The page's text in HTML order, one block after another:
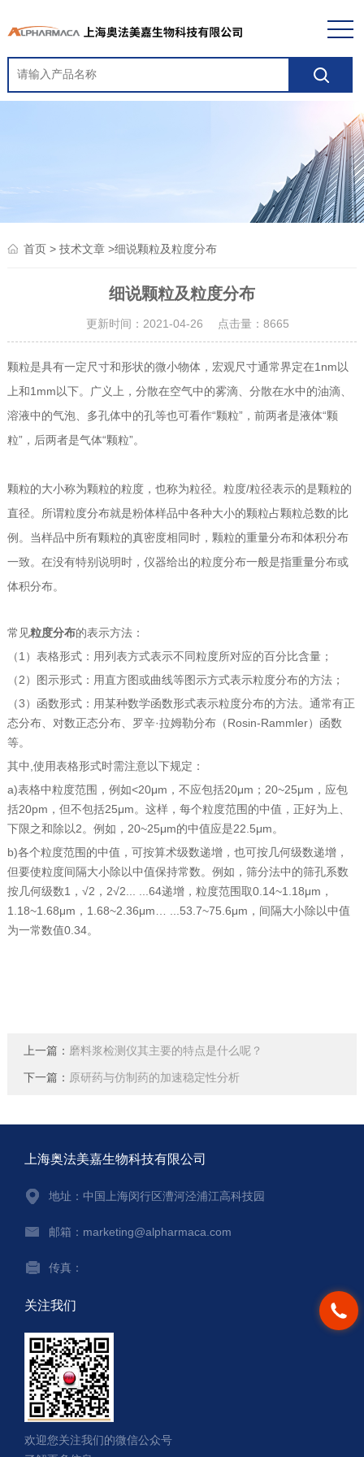
首页> 技术文章>细说颗粒及粒度分布
细说颗粒及粒度分布
更新时间：2021-04-26 点击量： 8665
颗粒是具有一定尺寸和形状的微小物体，宏观尺寸通常界定在1nm以
上和1mm以下。广义上，分散在空气中的雾滴、分散在水中的油滴、
溶液中的气泡、多孔体中的孔等也可看作“颗粒”，前两者是液体“颗
粒”，后两者是气体“颗粒”。
颗粒的大小称为颗粒的粒度，也称为粒径。粒度/粒径表示的是颗粒的
直径。所谓粒度分布就是粉体样品中各种大小的颗粒占颗粒总数的比
例。当样品中所有颗粒的真密度相同时，颗粒的重量分布和体积分布
一致。在没有特别说明时，仪器给出的粒度分布一般是指重量分布或
体积分布。
常见粒度分布的表示方法：
（1）表格形式：用列表方式表示不同粒度所对应的百分比含量；
（2）图示形式：用直方图或曲线等图示方式表示粒度分布的方法；
（3）函数形式：用某种数学函数形式表示粒度分布的方法。通常有正
态分布、对数正态分布、罗辛·拉姆勒分布（Rosin-Rammler）函数
等。
其中,使用表格形式时需注意以下规定：
a)表格中粒度范围，例如<20μm，不应包括20μm；20~25μm，应包
括20pm，但不包括25μm。这样，每个粒度范围的中值，正好为上、
下限之和除以2。例如，20~25μm的中值应是22.5μm。
b)各个粒度范围的中值，可按算术级数递增，也可按几何级数递增，
但要使粒度间隔大小除以中值保持常数。例如，筛分法中的筛孔系数
按几何级数1，√2，2√2... ...64递增，粒度范围取0.14~1.18μm，
1.18~1.68μm，1.68~2.36μm… ...53.7~75.6μm，间隔大小除以中值
为一常数值0.34。
上一篇： 磨料浆检测仪其主要的特点是什么呢？
下一篇： 原研药与仿制药的加速稳定性分析
上海奥法美嘉生物科技有限公司
地址：中国上海闵行区漕河泾浦江高科技园
邮箱：marketing@alpharmaca.com
传真：
关注我们
欢迎您关注我们的微信公众号